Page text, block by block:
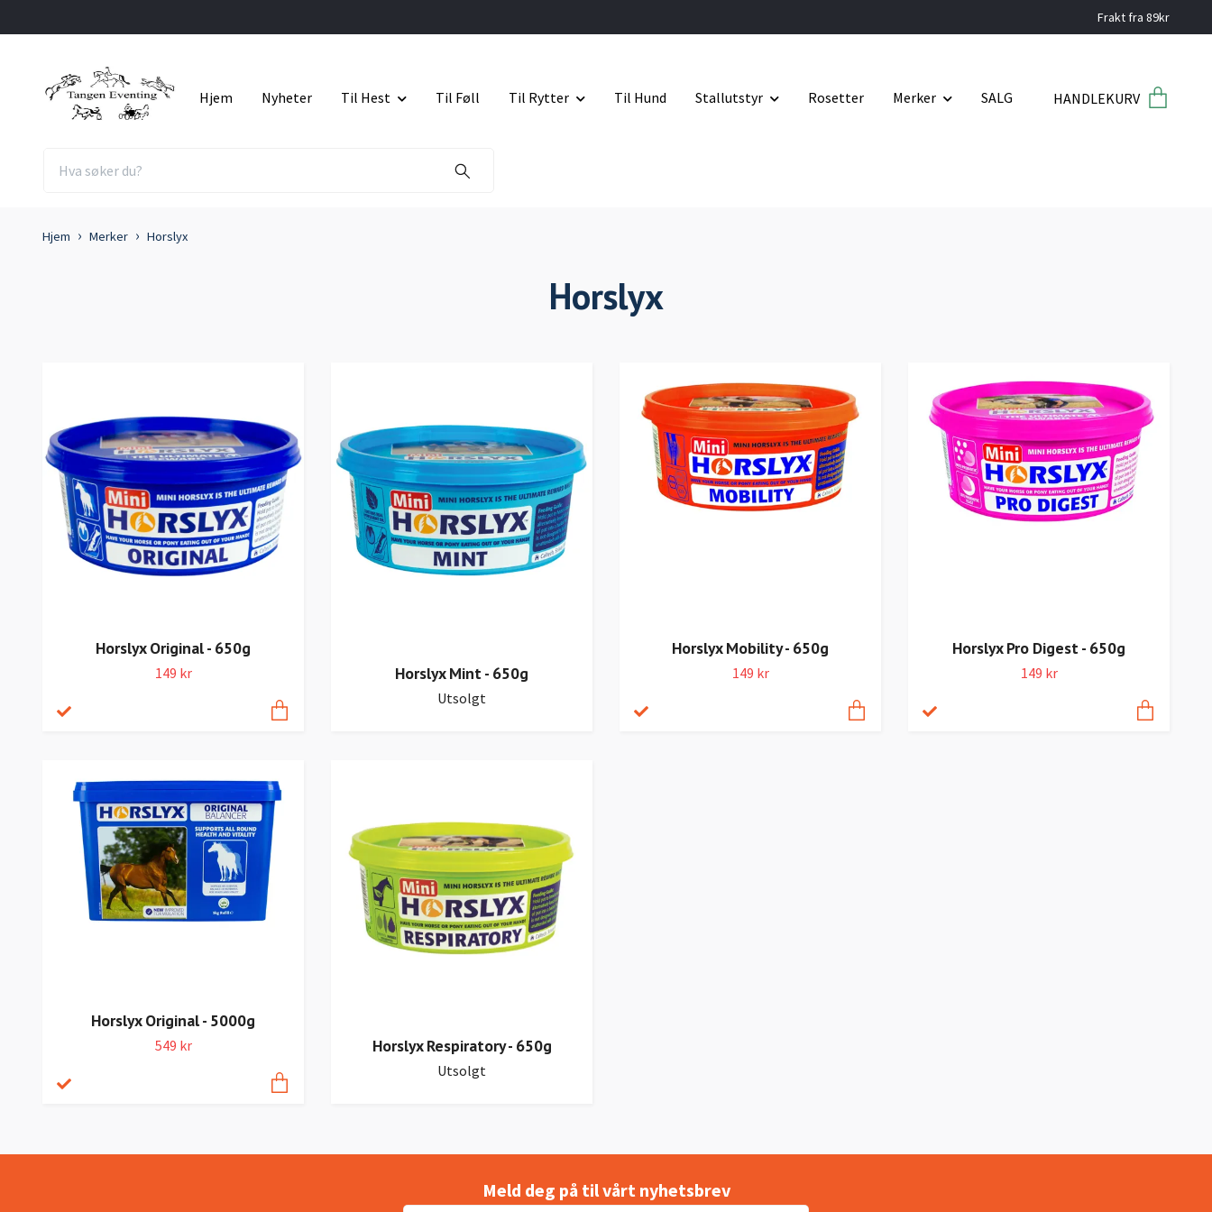
Frakt fra 89kr
Hjem Nyheter Til Hest Til Føll Til Rytter Til Hund Stallutstyr Rosetter Merker SALG HANDLEKURV
Hjem Merker Horslyx
Horslyx
Horslyx Original - 650g
149 kr Horslyx Mint - 650g
Utsolgt
Horslyx Mobility - 650g
149 kr
Horslyx Pro Digest - 650g
149 kr
Horslyx Original - 5000g
549 kr Horslyx Respiratory - 650g
Utsolgt
Meld deg på til vårt nyhetsbrev